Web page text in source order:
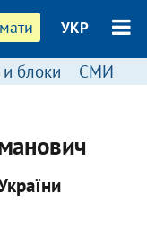
УКР
блоки СМИ